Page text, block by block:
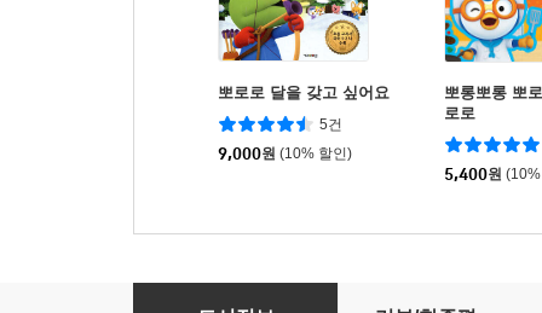
뽀로로 달을 갖고 싶어요
5건
9,000원 (10% 할인)
뽀롱뽀롱 뽀
로로
5,400원
뽀롱뽀롱 뽀로로 미술놀이 : 테이프로 착착! 붙